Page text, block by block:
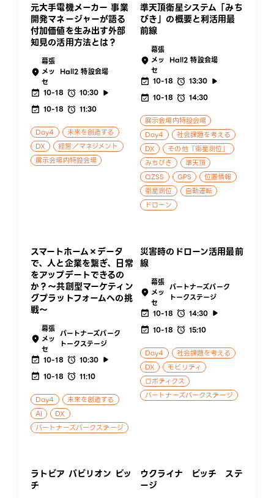
元大手電機メーカー 事業
開発マネージャーが語る
付加価値を生み出す外部
知見の活用方法とは？
幕張
メッ
セ
Hall2 特設会場
10-18
10:30
10-18
11:30
Day4
未来を創造する
DX
経営／マネジメント
展示会場内特設会場
準天頂衛星システム「みち
びき」の概要と利活用最
前線
幕張
メッ
セ
Hall2 特設会場
10-18
13:30
10-18
14:30
展示会場内特設会場
Day4
社会課題を考える
DX
その他「衛星測位」
みちびき
準天頂
QZSS
GPS
位置情報
衛星測位
自動運転
ドローン
スマートホーム×データ
で、人と企業を繋ぎ、日常
をアップデートできるの
か？～共創型マーケティン
グプラットフォームへの挑
戦～
幕張
メッ
セ
パートナーズパーク
トークステージ
10-18
10:30
10-18
11:10
Day4
未来を創造する
AI
DX
パートナーズパークステージ
災害時のドローン活用最前
線
幕張
メッ
セ
パートナーズパーク
トークステージ
10-18
14:30
10-18
15:10
Day4
社会課題を考える
DX
モビリティ
ロボティクス
パートナーズパークステージ
ラトビア パビリオン ピッ
チ
ウクライナ ピッチ ステ
ージ